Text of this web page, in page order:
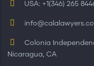
USA: +1(346) 265
Colonia
Nicaragua, CA